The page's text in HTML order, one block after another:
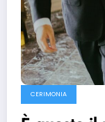
CERIMONIA